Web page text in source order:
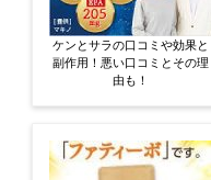
ケンとサラの口コミや効果と
副作用！悪い口コミとその理
由も！